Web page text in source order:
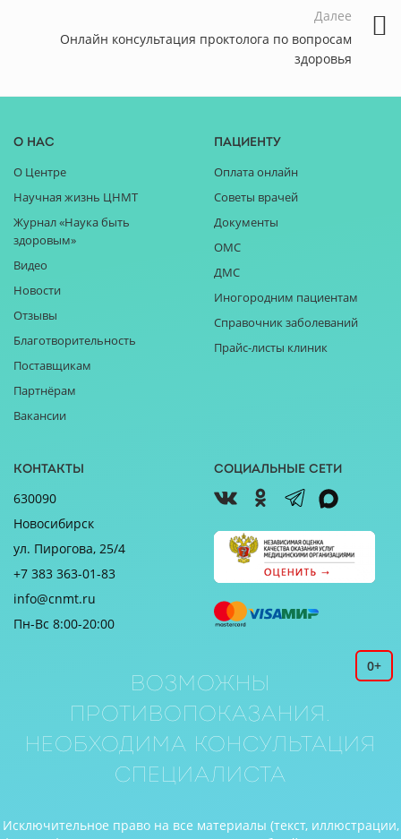
Далее
Онлайн консультация проктолога по вопросам
здоровья
О нас
О Центре
Научная жизнь ЦНМТ
Журнал «Наука быть
здоровым»
Видео
Новости
Отзывы
Благотворительность
Поставщикам
Партнёрам
Вакансии
Пациенту
Оплата онлайн
Советы врачей
Документы
ОМС
ДМС
Иногородним пациентам
Справочник заболеваний
Прайс-листы клиник
Контакты
630090
Новосибирск
ул. Пирогова, 25/4
+7 383 363-01-83
info@cnmt.ru
Пн-Вс 8:00-20:00
Социальные сети
0+
Возможны
противопоказания.
Необходима консультация
специалиста
Исключительное право на все материалы (текст, иллюстрации,